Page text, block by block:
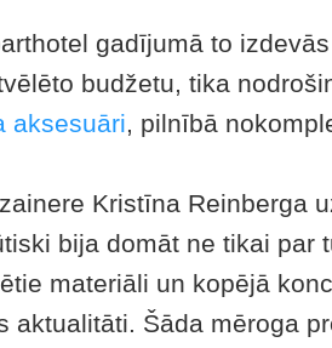
gadījumā to
budžetu, tika
aksesuāri, pilnībā
Kristīna Reinberga
bija domāt ne tikai par
materiāli un kopējā
aktualitāti. Šāda mēroga